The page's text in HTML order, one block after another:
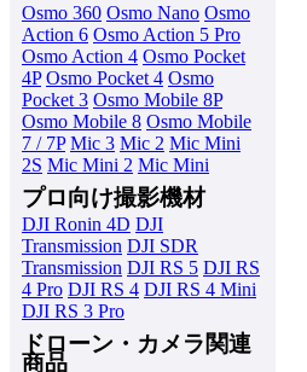
Osmo 360 Osmo Nano Osmo
Action 6 Osmo Action 5 Pro
Osmo Action 4 Osmo Pocket
4P Osmo Pocket 4 Osmo
Pocket 3 Osmo Mobile 8P
Osmo Mobile 8 Osmo Mobile
7 / 7P Mic 3 Mic 2 Mic Mini
2S Mic Mini 2 Mic Mini
プロ向け撮影機材
DJI Ronin 4D DJI
Transmission DJI SDR
Transmission DJI RS 5 DJI RS
4 Pro DJI RS 4 DJI RS 4 Mini
DJI RS 3 Pro
ドローン・カメラ関連
商品